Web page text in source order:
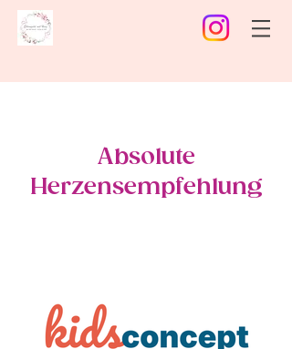
Absolute
Herzensempfehlung